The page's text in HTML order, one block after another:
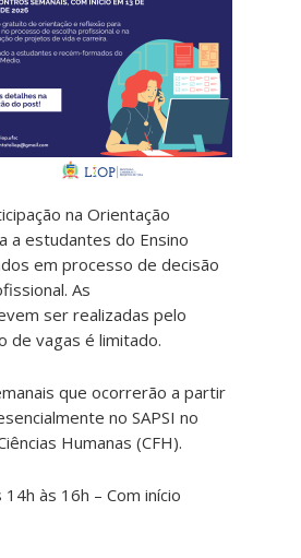
naOrientação
a estudantes do Ensino
em processo de decisão
. As
ser realizadas pelo
de vagas é limitado.
que ocorrerão a partir
no SAPSI no
Humanas (CFH).
14h às 16h – Com início